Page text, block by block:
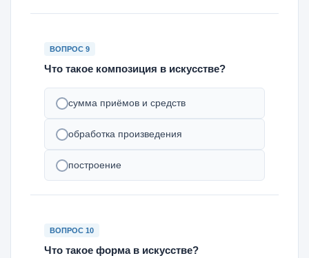
ВОПРОС 9
Что такое композиция в искусстве?
сумма приёмов и средств
обработка произведения
построение
ВОПРОС 10
Что такое форма в искусстве?